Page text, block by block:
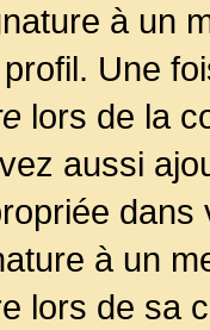
à un
Une
lors de la
aussi
à un
lors de sa